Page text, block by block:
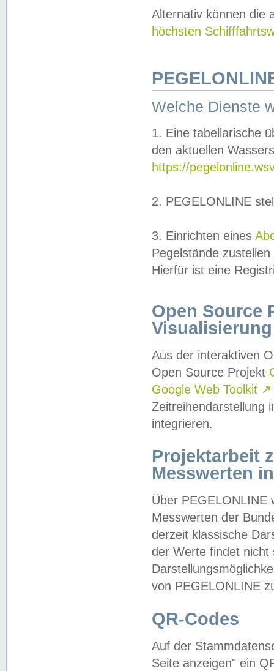
Alternativ können die
höchsten
Welche Dienste
1. Eine tabellarische
den aktuellen
https://
2. PEGELONLINE
3. Einrichten eines
Pegelstände
Hierfür ist eine
Open Source
Visualisierung
Aus der interaktiven
Open Source Projekt
Google Web Toolkit ↗
Zeitreihendarstellung
integrieren.
Projektarbeit
Messwerten
Über PEGELONLINE
Messwerten der
derzeit klassische
der Werte findet
von PEGELONLINE
QR-Codes
Auf der
Seite anzeigen" ein